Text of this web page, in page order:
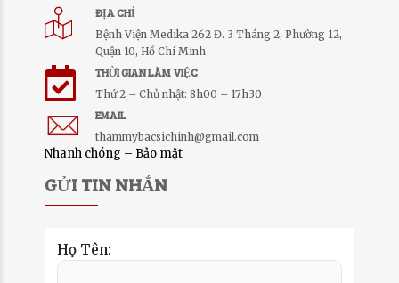
ĐỊA CHỈ
Bệnh Viện Medika 262 Đ. 3 Tháng 2, Phường 12,
Quận 10, Hồ Chí Minh
THỜI GIAN LÀM VIỆC
Thứ 2 – Chủ nhật: 8h00 – 17h30
EMAIL
thammybacsichinh@gmail.com
Nhanh chóng – Bảo mật
GỬI TIN NHẮN
Họ Tên: